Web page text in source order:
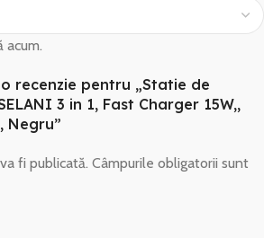
acum.
recenzie pentru „Statie de
3 in 1, Fast Charger 15W,,
Negru”
fi publicată. Câmpurile obligatorii sunt